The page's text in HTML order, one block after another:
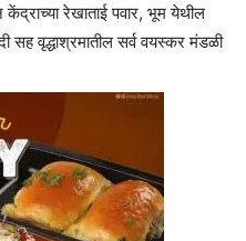
रेखाताई पवार, भूम येथील
सह वृद्धाश्रमातील सर्व वयस्कर मंडळी